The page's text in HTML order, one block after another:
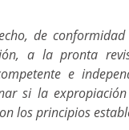
de
a la pronta
e
si la
los principios